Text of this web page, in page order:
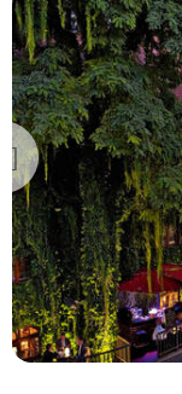
Previous